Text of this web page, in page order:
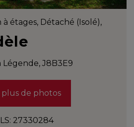
à étages, Détaché (Isolé),
Légende, J8B3E9
plus de photos
27330284